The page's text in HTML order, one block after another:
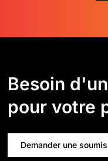
Besoin
pour votre
Demander une